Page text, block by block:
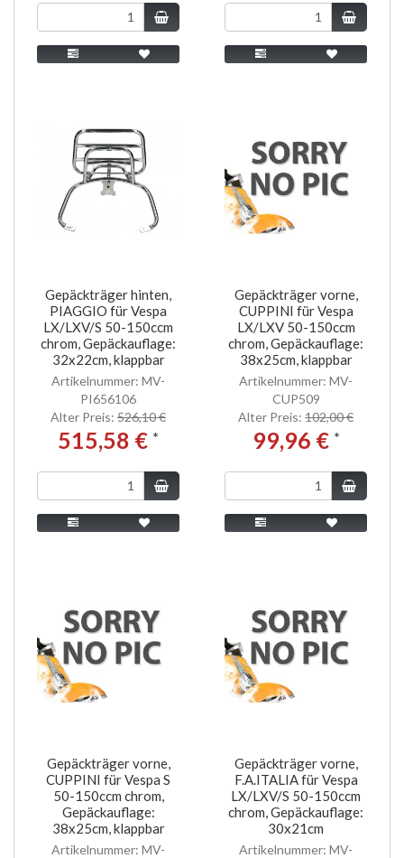
Gepäckträger hinten,
PIAGGIO für Vespa
LX/LXV/S 50-150ccm
chrom, Gepäckauflage:
32x22cm, klappbar
Artikelnummer: MV-
PI656106
Alter Preis: 526,10 €
515,58 € *
Gepäckträger vorne,
CUPPINI für Vespa
LX/LXV 50-150ccm
chrom, Gepäckauflage:
38x25cm, klappbar
Artikelnummer: MV-
CUP509
Alter Preis: 102,00 €
99,96 € *
Gepäckträger vorne,
CUPPINI für Vespa S
50-150ccm chrom,
Gepäckauflage:
38x25cm, klappbar
Artikelnummer: MV-
Gepäckträger vorne,
F.A.ITALIA für Vespa
LX/LXV/S 50-150ccm
chrom, Gepäckauflage:
30x21cm
Artikelnummer: MV-